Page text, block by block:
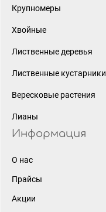
Крупномеры
Хвойные
Лиственные деревья
Лиственные кустарники
Вересковые растения
Лианы
Информация
О нас
Прайсы
Акции